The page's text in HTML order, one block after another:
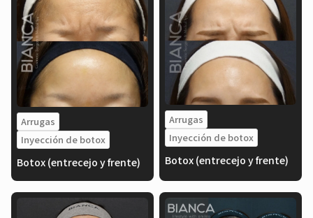
Arrugas
Inyección de botox
Botox (entrecejo y frente)
Arrugas
Inyección de botox
Botox (entrecejo y frente)